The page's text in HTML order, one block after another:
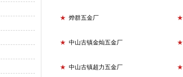
★ 烨群五金厂 ★
★ 中山古镇金灿五金厂 ★
★ 中山古镇超力五金厂 ★